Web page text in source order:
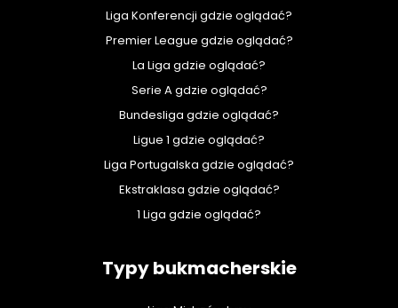
Liga Konferencji gdzie oglądać?
Premier League gdzie oglądać?
La Liga gdzie oglądać?
Serie A gdzie oglądać?
Bundesliga gdzie oglądać?
Ligue 1 gdzie oglądać?
Liga Portugalska gdzie oglądać?
Ekstraklasa gdzie oglądać?
1 Liga gdzie oglądać?
Typy bukmacherskie